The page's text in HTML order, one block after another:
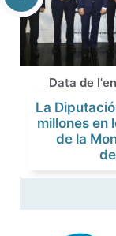
Data de
La
millones en
de la